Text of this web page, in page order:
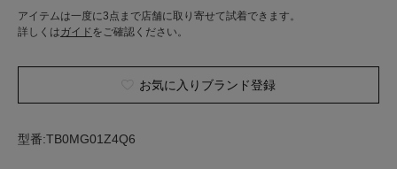
アイテムは一度に3点まで店舗に取り寄せて試着できます。
詳しくはガイド をご確認ください。
お気に入りブランド登録
型番:TB0MG01Z4Q6